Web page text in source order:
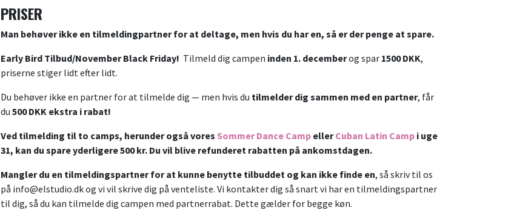
PRISER
Man behøver ikke en tilmeldingpartner for at deltage, men hvis du har en, så er der penge at spare.
Early Bird Tilbud/November Black Friday! Tilmeld dig campen inden 1. decemberog spar 1500 DKK,
priserne stiger lidt efter lidt.
Du behøver ikke en partner for at tilmelde dig — men hvis du tilmelder dig sammen med en partner, får
du 500 DKK ekstra i rabat!
Ved tilmelding til to camps, herunder også vores Sommer Dance Camp ellerCuban Latin Campi uge
31, kan du spare yderligere 500 kr. Du vil blive refunderet rabatten på ankomstdagen.
Mangler du en tilmeldingspartner for at kunne benytte tilbuddet og kan ikke finde en, så skriv til os
på info@elstudio.dk og vi vil skrive dig på venteliste. Vi kontakter dig så snart vi har en tilmeldingspartner
til dig, så du kan tilmelde dig campen med partnerrabat. Dette gælder for begge køn.